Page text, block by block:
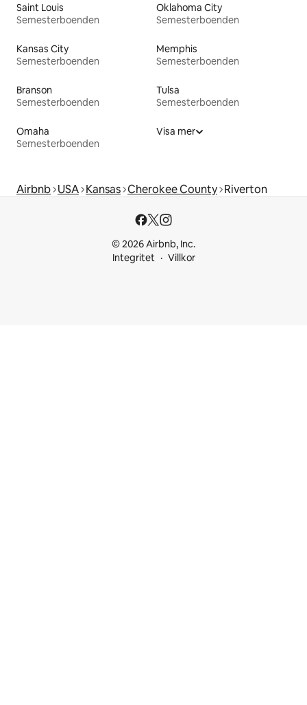
Saint Louis
Semesterboenden
Oklahoma City
Semesterboenden
Kansas City
Semesterboenden
Memphis
Semesterboenden
Branson
Semesterboenden
Tulsa
Semesterboenden
Omaha
Semesterboenden
Visa mer
Airbnb USA Kansas Cherokee County Riverton
© 2026 Airbnb, Inc.
Integritet
Villkor